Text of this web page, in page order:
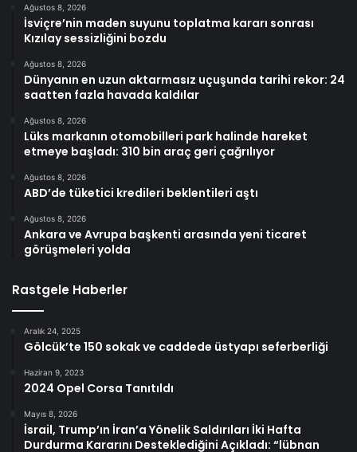
Ağustos 8, 2026
İsviçre’nin maden suyunu toplatma kararı sonrası
Kızılay sessizliğini bozdu
Ağustos 8, 2026
Dünyanın en uzun aktarmasız uçuşunda tarihi rekor: 24
saatten fazla havada kaldılar
Ağustos 8, 2026
Lüks markanın otomobilleri park halinde hareket
etmeye başladı: 310 bin araç geri çağrılıyor
Ağustos 8, 2026
ABD’de tüketici kredileri beklentileri aştı
Ağustos 8, 2026
Ankara ve Avrupa başkenti arasında yeni ticaret
görüşmeleri yolda
Rastgele Haberler
Aralık 24, 2025
Gölcük’te 150 sokak ve caddede üstyapı seferberliği
Haziran 9, 2023
2024 Opel Corsa Tanıtıldı
Mayıs 8, 2026
İsrail, Trump’ın İran’a Yönelik Saldırıları İki Hafta
Durdurma Kararını Desteklediğini Açıkladı: “lübnan